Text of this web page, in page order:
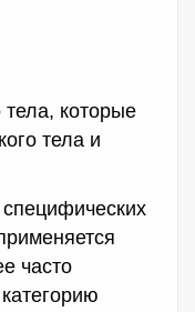
которые
тела и
специфических
часто